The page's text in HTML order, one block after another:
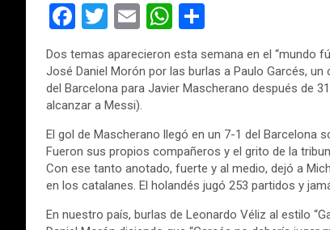
F
ce
b
o
o
k
T
tt
er
E
m
ail
W
at
s
p
p
m
p
tir
Dos temas aparecieron esta semana en el “mundo
José Daniel Morón por las burlas a Paulo Garcés,
del Barcelona para Javier Mascherano después de
alcanzar a Messi).
El gol de Mascherano llegó en un 7-1 del Barcelona
Fueron sus propios compañeros y el grito de la
Con ese tanto anotado, fuerte y al medio, dejó a
en los catalanes. El holandés jugó 253 partidos y
En nuestro país, burlas de Leonardo Véliz al estilo